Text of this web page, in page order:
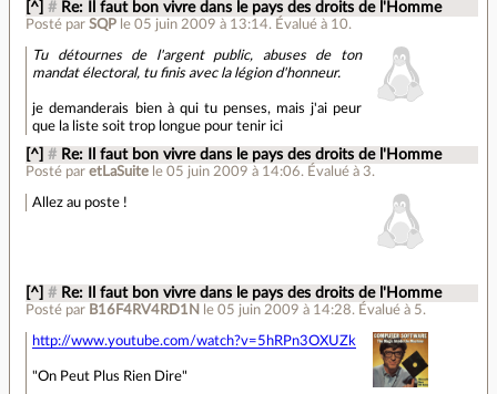
[^] # Re: Il faut bon vivre dans le pays des droits de l'Homme
Posté parSQP le 05 juin 2009 à 13:14. Évalué à 10.
Tu détournes de l'argent public, abuses de ton
mandat électoral, tu finis avec la légion d'honneur.
je demanderais bien à qui tu penses, mais j'ai peur
que la liste soit trop longue pour tenir ici
[^] # Re: Il faut bon vivre dans le pays des droits de l'Homme
Posté paretLaSuite le 05 juin 2009 à 14:06. Évalué à 3.
Allez au poste !
[^] # Re: Il faut bon vivre dans le pays des droits de l'Homme
Posté par B16F4RV4RD1N le 05 juin 2009 à 14:28. Évalué à 5.
http://www.youtube.com/watch?v=5hRPn3OXUZk
"On Peut Plus Rien Dire"